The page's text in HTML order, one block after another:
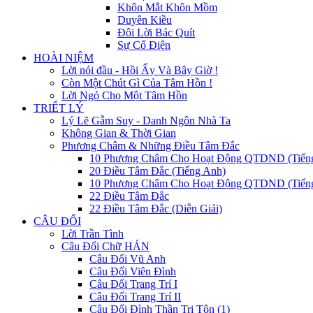
Khôn Mắt Khôn Mồm
Duyên Kiều
Đôi Lời Bác Quít
Sự Cố Điện
HOÀI NIỆM
Lời nói đầu - Hồi Ấy Và Bây Giờ !
Còn Một Chút Gì Của Tâm Hồn !
Lời Ngỏ Cho Một Tâm Hồn
TRIẾT LÝ
Lý Lẽ Gẫm Suy - Danh Ngôn Nhà Ta
Không Gian & Thời Gian
Phương Châm & Những Điều Tâm Đắc
10 Phương Châm Cho Hoạt Động QTDND
20 Điều Tâm Đắc (Tiếng Anh)
10 Phương Châm Cho Hoạt Động QTDND
22 Điều Tâm Đắc
22 Điều Tâm Đắc (Diễn Giải)
CÂU ĐỐI
Lời Trần Tình
Câu Đối Chữ HÁN
Câu Đối Vũ Anh
Câu Đối Viên Đình
Câu Đối Trang Trí I
Câu Đối Trang Trí II
Câu Đối Đình Thần Tri Tôn (1)